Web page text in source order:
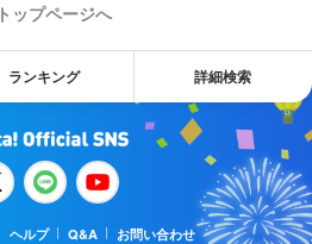
トップページへ
ランキング 詳細検索
ヘルプ Q&A お問い合わせ